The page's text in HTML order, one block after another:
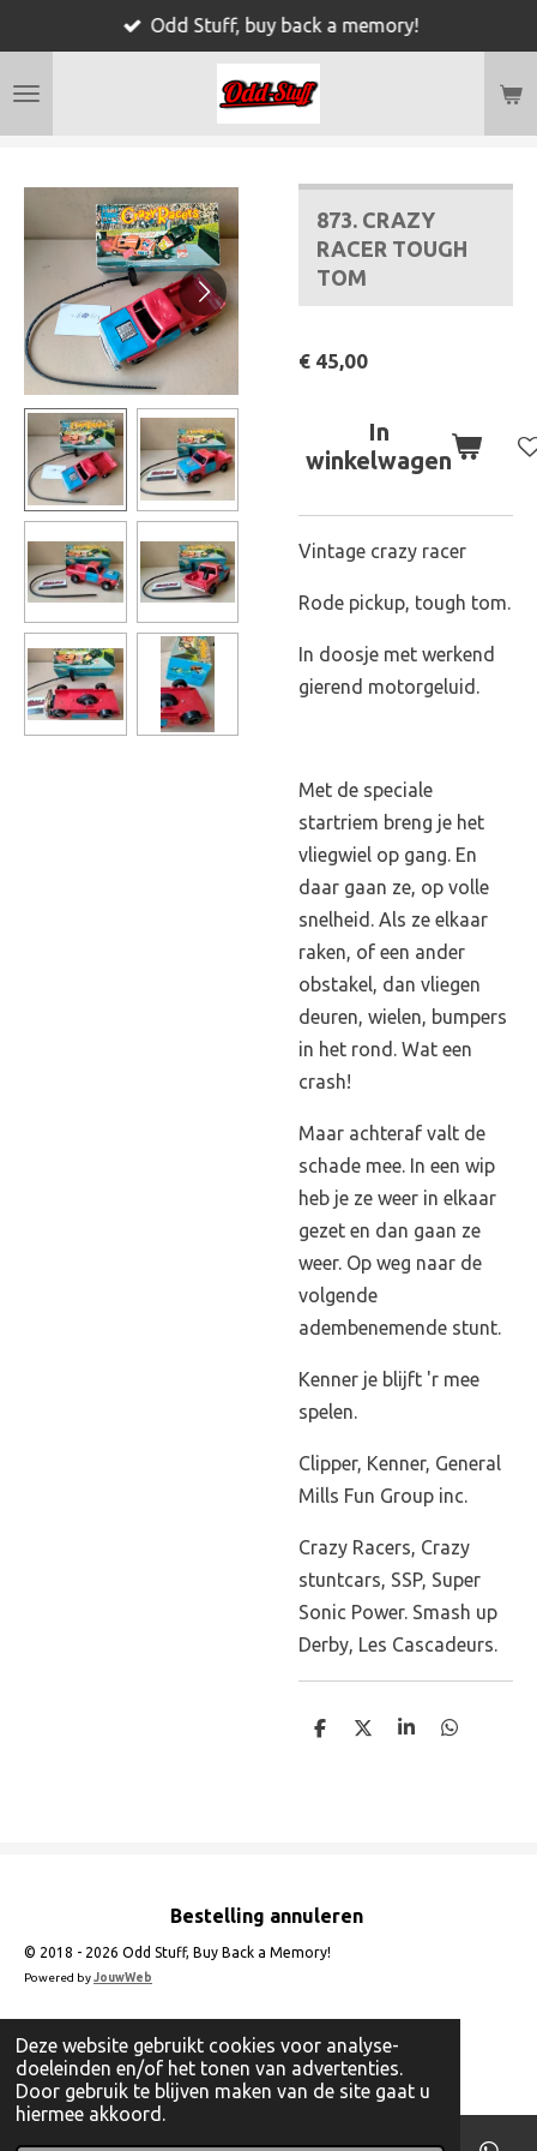
Deze website gebruikt cookies voor analyse-
doeleinden en/of het tonen van advertenties.
Door gebruik te blijven maken van de site gaat u
hiermee akkoord.
naar
Odd Stuff, buy back a memory!
873. CRAZY
RACER TOUGH
TOM
€ 45,00
In
winkelwagen
Vintage crazy racer
Rode pickup, tough tom.
In doosje met werkend
gierend motorgeluid.
Met de speciale
startriem breng je het
vliegwiel op gang. En
daar gaan ze, op volle
snelheid. Als ze elkaar
raken, of een ander
obstakel, dan vliegen
deuren, wielen, bumpers
in het rond. Wat een
crash!
Maar achteraf valt de
schade mee. In een wip
heb je ze weer in elkaar
gezet en dan gaan ze
weer. Op weg naar de
volgende
adembenemende stunt.
Kenner je blijft 'r mee
spelen.
Clipper, Kenner, General
Mills Fun Group inc.
Crazy Racers, Crazy
stuntcars, SSP, Super
Sonic Power. Smash up
Derby, Les Cascadeurs.
D
D
S
D
Bestelling annuleren
© 2018 - 2026 Odd Stuff, Buy Back a Memory!
Powered byJouwWeb